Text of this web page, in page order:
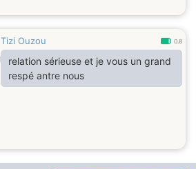
Tizi Ouzou 0.8
relation sérieuse et je vous un grand
respé antre nous